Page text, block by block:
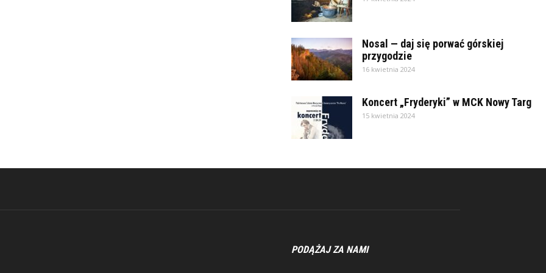
Nosal — daj się porwać górskiej
przygodzie
16 kwietnia 2024
Koncert „Fryderyki” w MCK Nowy Targ
15 kwietnia 2024
PODĄŻAJ ZA NAMI